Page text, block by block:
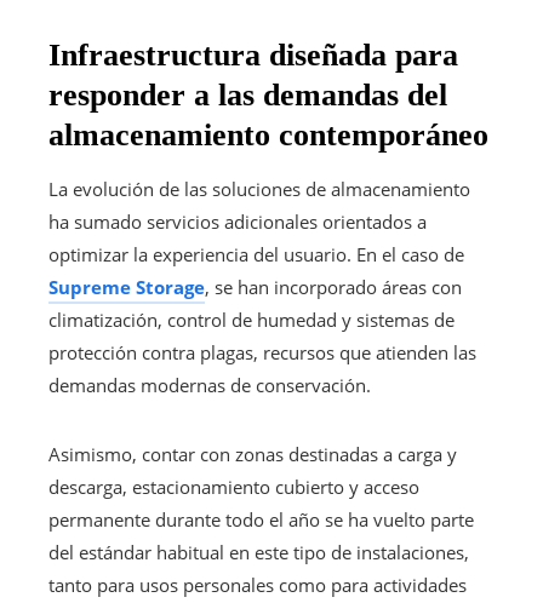
Infraestructura diseñada para
responder a las demandas del
almacenamiento contemporáneo
La evolución de las soluciones de almacenamiento
ha sumado servicios adicionales orientados a
optimizar la experiencia del usuario. En el caso de
Supreme Storage, se han incorporado áreas con
climatización, control de humedad y sistemas de
protección contra plagas, recursos que atienden las
demandas modernas de conservación.
Asimismo, contar con zonas destinadas a carga y
descarga, estacionamiento cubierto y acceso
permanente durante todo el año se ha vuelto parte
del estándar habitual en este tipo de instalaciones,
tanto para usos personales como para actividades